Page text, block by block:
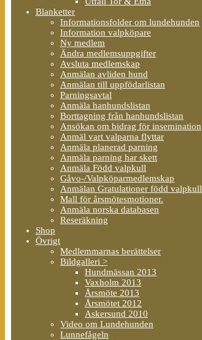
Blanketter
Informationsfolder om lundehunden
Information valpköpare
Ny medlem
Ändra medlemsuppgifter
Avsluta medlemskap
Anmälan avliden hund
Anmälan till uppfödarlistan
Parningsavtal
Anmäla hanhundslistan
Borttagning från hanhundslistan
Ansökan om bidrag för insemination
Anmäl vart valparna flyttar
Anmäla planerad parning
Anmäla parning har skett
Anmäla Född valpkull
Gåvo-/Valpköparmedlemskap
Anmälan Gratulationer född valpkull
Mall för årsmötesmotioner.
Anmäla norska databasen
Reseräkning
Shop
Övrigt
Medlemmarnas berättelser
Bildgalleri >
Hundmässan 2013
Vaxholm 2013
Årsmöte 2013
Årsmötet 2012
Askersund 2010
Video om Lundehunden
Lunnefågeln